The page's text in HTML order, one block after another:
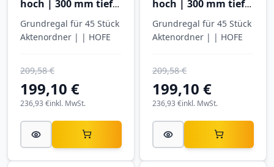
hoch | 300 mm tief |
Grundregal für 45 Stück
Aktenordner | | HOFE
199,10 €
209,58 €
inkl. MwSt.
236,93 €
hoch | 300 mm tief |
Grundregal für 45 Stück
Aktenordner | | HOFE
199,10 €
209,58 €
inkl. MwSt.
236,93 €